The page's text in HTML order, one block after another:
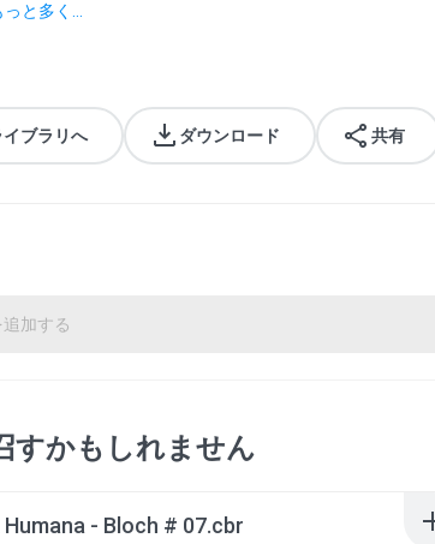
っと多く...
イブラリへ ダウンロード 共有
加する
すかもしれません
- Bloch # 07.cbr